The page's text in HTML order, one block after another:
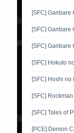
[SFC] Ganbare
[SFC] Ganbare
[SFC] Ganbare
[SFC] Hokuto
[SFC] Hoshi no
[SFC] Rockman
[SFC] Tales of
[PCE] Demon